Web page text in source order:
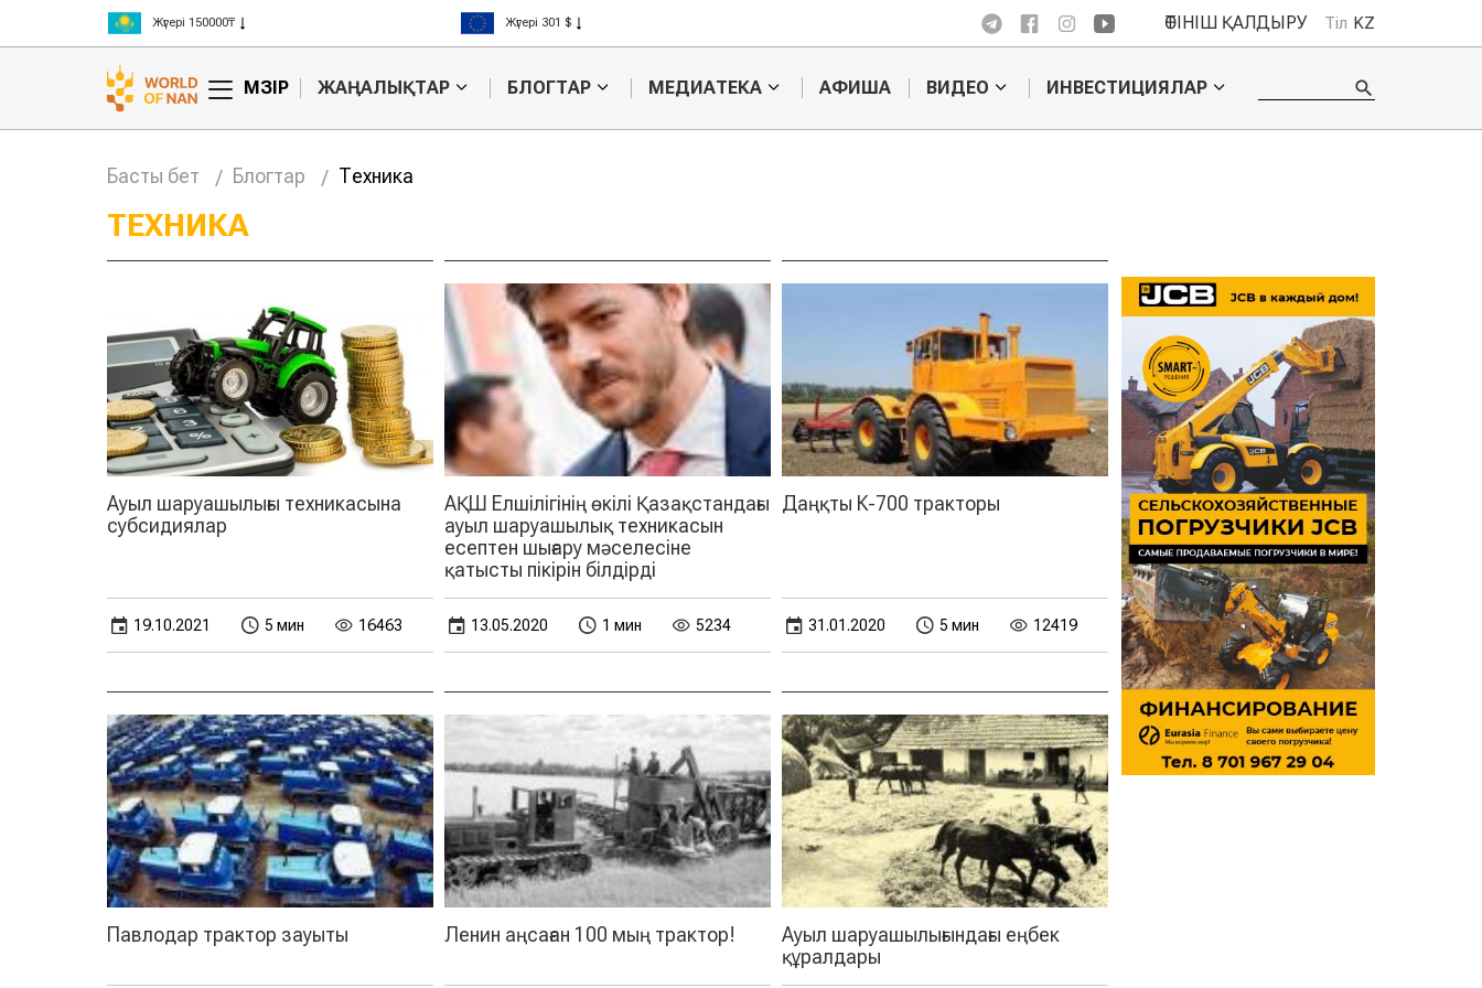
Жүгері 150000₸
Күріш 300000₸
Жүгері 301 $
Күріш 408 $
ӨТІНІШ ҚАЛДЫРУ Тіл KZ
МӘЗІР ЖАҢАЛЫҚТАР БЛОГТАР МЕДИАТЕКА АФИША ВИДЕО ИНВЕСТИЦИЯЛАР
Басты бет Блогтар Техника
ТЕХНИКА
Ауыл шаруашылығы техникасына
субсидиялар
19.10.2021 5 мин 16463
АҚШ Елшілігінің өкілі Қазақстандағы
ауыл шаруашылық техникасын
есептен шығару мәселесіне
қатысты пікірін білдірді
13.05.2020 1 мин 5234
Даңқты К-700 тракторы
31.01.2020 5 мин 12419
Павлодар трактор зауыты Ленин аңсаған 100 мың трактор!
Ауыл шаруашылығындағы еңбек
құралдары